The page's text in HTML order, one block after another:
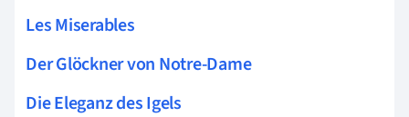
Les Miserables
Der Glöckner von Notre-Dame
Die Eleganz des Igels